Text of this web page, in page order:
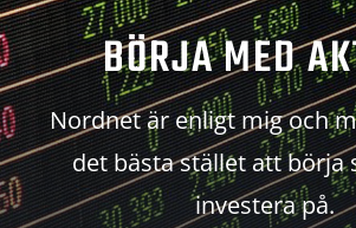
BÖRJA MED
Nordnet är enligt mig och
det bästa stället att börja
investera på.